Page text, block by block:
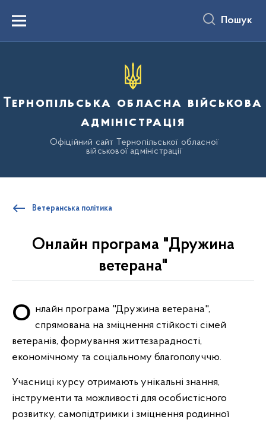
вмістуMenu Пошук
Тернопільська обласна військова
адміністрація
Офіційний сайт Тернопільської обласної
військової адміністрації
Ветеранська політика
Онлайн програма "Дружина
ветерана"
Онлайн програма "Дружина ветерана", спрямована на зміцнення стійкості сімей
ветеранів, формування життєзарадності,
економічному та соціальному благополуччю.
Учасниці курсу отримають унікальні знання,
інструменти та можливості для особистісного
розвитку, самопідтримки і зміцнення родинної